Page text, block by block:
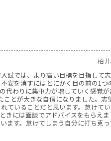
柏
試では、より高い目標を目指して
安を消すにはとにかく目の前の1つ
わりに集中力が増していく感覚が
とが大きな自信になりました。志
ていることだと思います。怠けて
きには面談でアドバイスをもらえ
ます。怠けてしまう自分に打ち克